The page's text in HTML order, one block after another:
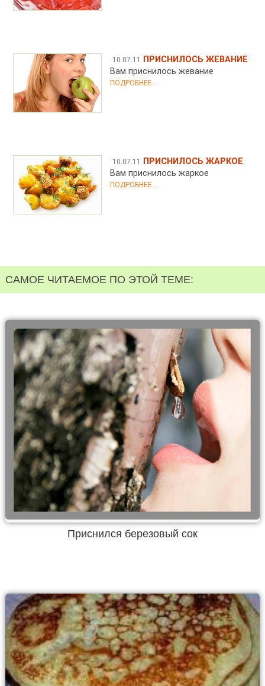
10.07.11
ПРИСНИЛОСЬ ЖЕВАНИЕ
Вам приснилось жевание
ПОДРОБНЕЕ...
10.07.11
ПРИСНИЛОСЬ ЖАРКОЕ
Вам приснилось жаркое
ПОДРОБНЕЕ...
САМОЕ ЧИТАЕМОЕ ПО ЭТОЙ ТЕМЕ:
Приснился березовый сок